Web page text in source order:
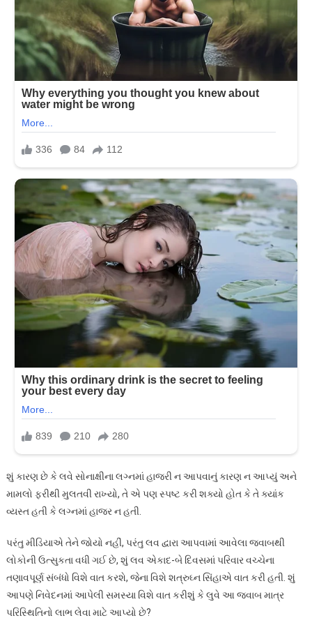
શું કારણ છે કે લવે સોનાક્ષીના લગ્નમાં હાજરી ન આપવાનું કારણ ન આપ્યું અને
મામલો ફરીથી મુલતવી રાખ્યો, તે એ પણ સ્પષ્ટ કરી શક્યો હોત કે તે ક્યાંક
વ્યસ્ત હતી કે લગ્નમાં હાજર ન હતી.
પરંતુ મીડિયાએ તેને જોયો નહીં, પરંતુ લવ દ્વારા આપવામાં આવેલા જવાબથી
લોકોની ઉત્સુકતા વધી ગઈ છે, શું લવ એકાદ-બે દિવસમાં પરિવાર વચ્ચેના
તણાવપૂર્ણ સંબંધો વિશે વાત કરશે, જેના વિશે શત્રુઘ્ન સિંહાએ વાત કરી હતી. શું
આપણે નિવેદનમાં આપેલી સમસ્યા વિશે વાત કરીશું કે લુવે આ જવાબ માત્ર
પરિસ્થિતિનો લાભ લેવા માટે આપ્યો છે?